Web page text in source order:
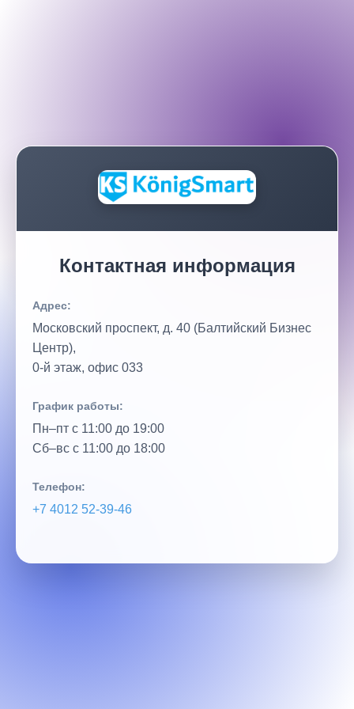
Контактная информация
Адрес:
Московский проспект, д. 40 (Балтийский Бизнес
Центр),
0‑й этаж, офис 033
График работы:
Пн–пт с 11:00 до 19:00
Сб–вс с 11:00 до 18:00
Телефон:
+7 4012 52‑39‑46